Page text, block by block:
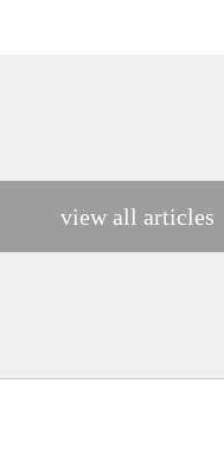
view all articles